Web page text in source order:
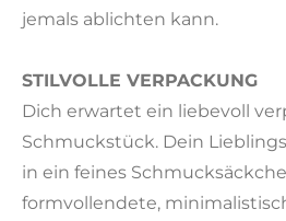
jemals ablichten kann.
STILVOLLE VERPACKUNG
Dich erwartet ein liebevoll
Schmuckstück. Dein
in ein feines
formvollendete,